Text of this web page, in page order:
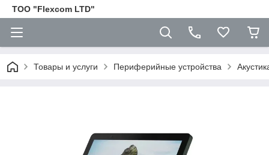
ТОО "Flexcom LTD"
Товары и услуги Периферийные устройства